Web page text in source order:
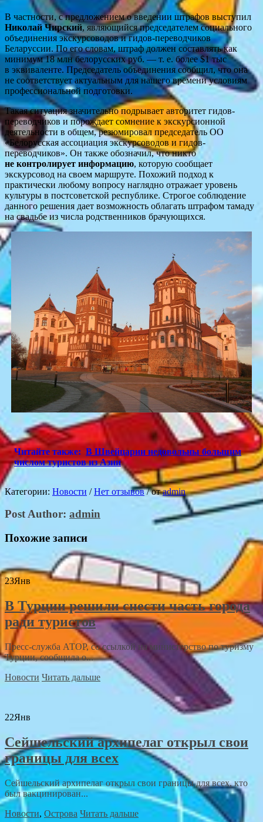
В частности, с предложением о введении штрафов выступил
Николай Чирский, являющийся председателем социального
объединения экскурсоводов и гидов-переводчиков
Беларуссии. По его словам, штраф должен составлять как
минимум 18 млн белорусских руб. — т. е. более $1 тыс
в эквиваленте. Председатель объединения сообщил, что она
не соответствует актуальным для нашего времени условиям
профессиональной подготовки.
Такая ситуация значительно подрывает авторитет гидов-
переводчиков и порождает сомнение к экскурсионной
деятельности в общем, резюмировал председатель ОО
«Белорусская ассоциация экскурсоводов и гидов-
переводчиков». Он также обозначил, что никто
не контролирует информацию, которую сообщает
экскурсовод на своем маршруте. Похожий подход к
практически любому вопросу наглядно отражает уровень
культуры в постсоветской республике. Строгое соблюдение
данного решения дает возможность облагать штрафом тамаду
на свадьбе из числа родственников брачующихся.
Читайте также: В Швейцарии недовольны большим
числом туристов из Азии
Категории: Новости / Нет отзывов /отadmin
Post Author: admin
Похожие записи
23Янв
В Турции решили снести часть города
ради туристов
Пресс-служба АТОР, со ссылкой на министерство по туризму
Турции, сообщила о...
Новости Читать дальше
22Янв
Сейшельский архипелаг открыл свои
границы для всех
Сейшельский архипелаг открыл свои границы для всех, кто
был вакцинирован...
Новости, Острова Читать дальше